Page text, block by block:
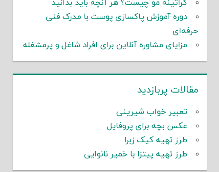
کراتینه مو چیست؟ هر آنچه باید بدانید
دوره آموزش پاکسازی پوست با مدرک فنی
حرفه‌ای
مزایای مشاوره آنلاین برای افراد شاغل و پرمشغله
مقالات پربازدید
تعبیر خواب شیرینی
عکس بچه برای پروفایل
طرز تهیه کیک زبرا
طرز تهیه پیتزا با خمیر نانوایی